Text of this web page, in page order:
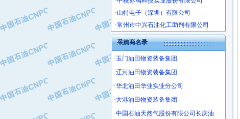
·山特电子（深圳）有限公司
·常州市中兴石油化工助剂有限公司
·姜堰市三联助剂有限公司
·四川中光高技术研究所有限责任公司
·江苏天安防雷工程有限责任公司
·自贡五洲防腐安装有限公司
·成都长江水处理设备有限公司
·中国石化镇海炼化分公司
·上海鼓风机厂有限公司
采购商名录
·玉门油田物资装备集团
·辽河油田物资装备集团
·华北油田华业实业分公司
·大港油田物资装备集团
·中国石油天然气股份有限公司长庆油